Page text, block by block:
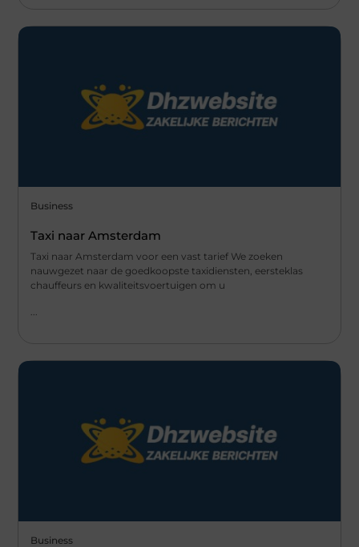
Business
Taxi naar Amsterdam
Taxi naar Amsterdam voor een vast tarief We zoeken
nauwgezet naar de goedkoopste taxidiensten, eersteklas
chauffeurs en kwaliteitsvoertuigen om u
Business